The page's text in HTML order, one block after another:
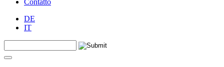
Contatto
DE
IT
Form di ricerca